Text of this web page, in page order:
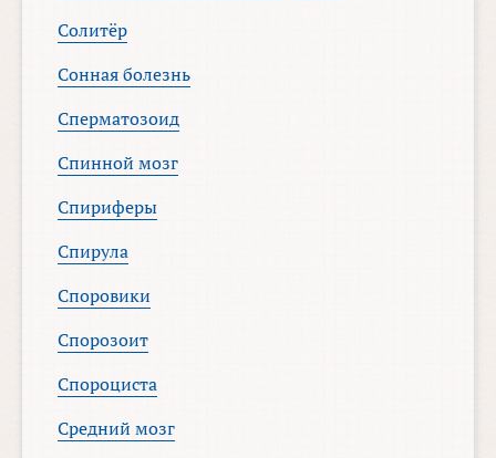
Солитёр
Сонная болезнь
Сперматозоид
Спинной мозг
Спириферы
Спирула
Споровики
Спорозоит
Спороциста
Средний мозг